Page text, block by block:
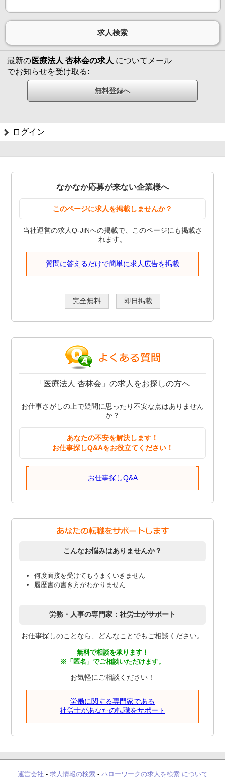
最新の医療法人 杏林会の求人 についてメール
でお知らせを受け取る:
ログイン
なかなか応募が来ない企業様へ
このページに求人を掲載しませんか？
当社運営の求人Q-JiNへの掲載で、このページにも掲載さ
れます。
質問に答えるだけで簡単に求人広告を掲載
完全無料 即日掲載
「医療法人 杏林会」の求人をお探しの方へ
お仕事さがしの上で疑問に思ったり不安な点はありません
か？
あなたの不安を解決します！
お仕事探しQ&Aをお役立てください！
お仕事探しQ&A
こんなお悩みはありませんか？
何度面接を受けてもうまくいきません
履歴書の書き方がわかりません
労務・人事の専門家：社労士がサポート
お仕事探しのことなら、どんなことでもご相談ください。
無料で相談を承ります！
※「匿名」でご相談いただけます。
お気軽にご相談ください！
労働に関する専門家である
社労士があなたの転職をサポート
運営会社 - 求人情報の検索- ハローワークの求人を検索 について